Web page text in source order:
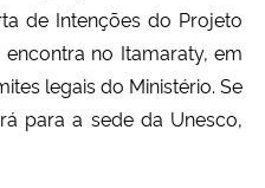
de Intenções do Projeto
no Itamaraty, em
legais do Ministério. Se
para a sede da Unesco,